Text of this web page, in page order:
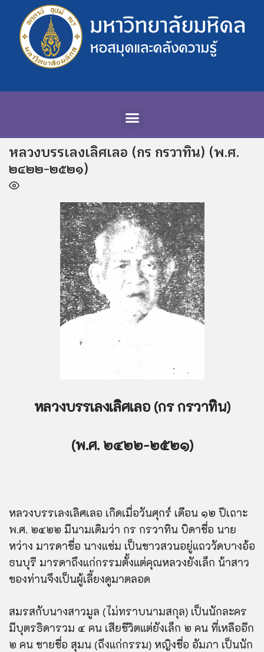
หลวงบรรเลงเลิศเลอ (กร กรวาทิน) (พ.ศ.
๒๔๒๒-๒๕๒๑)
หลวงบรรเลงเลิศเลอ (กร กรวาทิน)
(พ.ศ. ๒๔๒๒-๒๕๒๑)
หลวงบรรเลงเลิศเลอ เกิดเมื่อวันศุกร์ เดือน ๑๒ ปีเถาะ
พ.ศ. ๒๔๒๒ มีนามเดิมว่า กร กรวาทิน บิดาชื่อ นาย
หว่าง มารดาชื่อ นางแช่ม เป็นชาวสวนอยู่แถววัดบางอ้อ
ธนบุรี มารดาถึงแก่กรรมตั้งแต่คุณหลวงยังเล็ก น้าสาว
ของท่านจึงเป็นผู้เลี้ยงดูมาตลอด
สมรสกับนางสาวมูล (ไม่ทราบนามสกุล) เป็นนักละคร
มีบุตรธิดารวม ๔ คน เสียชีวิตแต่ยังเล็ก ๒ คน ที่เหลืออีก
๒ คน ชายชื่อ สุมน (ถึงแก่กรรม) หญิงชื่อ อัมภา เป็นนัก